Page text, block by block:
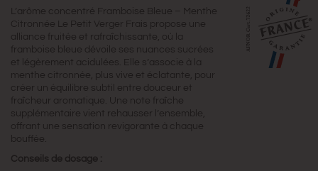
L’arôme concentré Framboise Bleue – Menthe
Citronnée Le Petit Verger Frais propose une
alliance fruitée et rafraîchissante, où la
framboise bleue dévoile ses nuances sucrées
et légèrement acidulées. Elle s’associe à la
menthe citronnée, plus vive et éclatante, pour
créer un équilibre subtil entre douceur et
fraîcheur aromatique. Une note fraîche
supplémentaire vient rehausser l’ensemble,
offrant une sensation revigorante à chaque
bouffée.
Conseils de dosage :